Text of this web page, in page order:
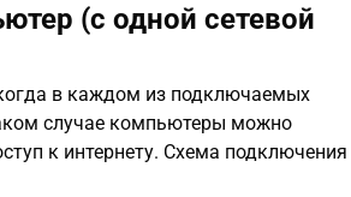
(с одной сетевой
в каждом из подключаемых
случае компьютеры можно
к интернету. Схема подключения